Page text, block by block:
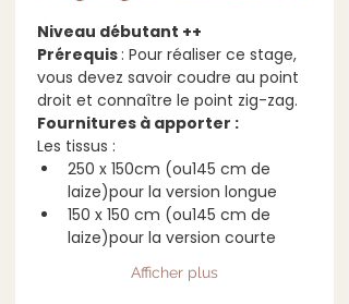
Niveau débutant ++
Prérequis : Pour réaliser ce stage,
vous devez savoir coudre au point
droit et connaître le point zig-zag.
Fournitures à apporter :
Les tissus :
250 x 150cm (ou145 cm de
laize)pour la version longue
150 x 150 cm (ou145 cm de
laize)pour la version courte
Afficher plus